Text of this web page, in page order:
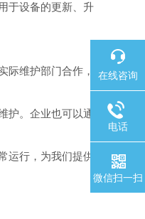
于设备的更新、升
维护部门合作，
。企业也可以通
行，为我们提供
在线咨询
电话
微信扫一扫